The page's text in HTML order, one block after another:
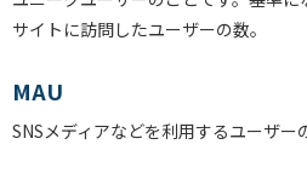
サイトに訪問したユーザーの数。
MAU
SNSメディアなどを利用するユーザー